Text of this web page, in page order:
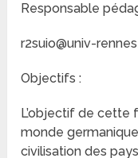
Responsable
r2suio@univ-
Objectifs :
L’objectif de cette
monde
civilisation des